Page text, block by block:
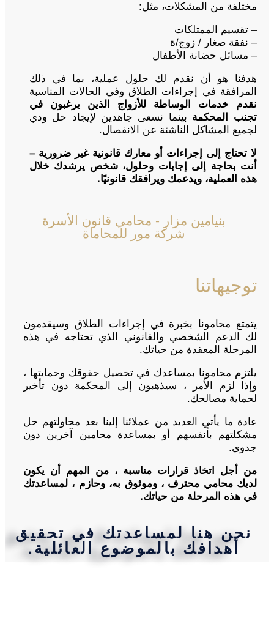
بنيامين مزار - محامي قانون الأسرة
شركة مور للمحاماة
توجيهاتنا
يتمتع محامونا بخبرة في إجراءات الطلاق وسيقدمون
لك الدعم الشخصي والقانوني الذي تحتاجه في هذه
المرحلة المعقدة من حياتك.
يلتزم محامونا بمساعدك في تحصيل حقوقك وحمايتها ،
وإذا لزم الأمر ، سيذهبون إلى المحكمة دون تأخير
لحماية مصالحك.
عادة ما يأتي العديد من عملائنا إلينا بعد محاولتهم حل
مشكلتهم بأنفسهم أو بمساعدة محامين آخرين دون
جدوى.
من أجل اتخاذ قرارات مناسبة ، من المهم أن يكون
لديك محامي محترف ، وموثوق به، وحازم ، لمساعدتك
في هذه المرحلة من حياتك.
نحن هنا لمساعدتك في تحقيق
أهدافك بالموضوع العائلية.
مختلفة من المشكلات، مثل:
– تقسيم الممتلكات
– نفقة صغار / زوج/ة
– مسائل حضانة الأطفال
هدفنا هو أن نقدم لك حلول عملية، بما في ذلك
المرافقة في إجراءات الطلاق وفي الحالات المناسبة
نقدم خدمات الوساطة للأزواج الذين يرغبون في
تجنب المحكمة بينما نسعى جاهدين لإيجاد حل ودي
لجميع المشاكل الناشئة عن الانفصال.
لا تحتاج إلى إجراءات أو معارك قانونية غير ضرورية –
أنت بحاجة إلى إجابات وحلول، شخص يرشدك خلال
هذه العملية، ويدعمك ويرافقك قانونيًا.